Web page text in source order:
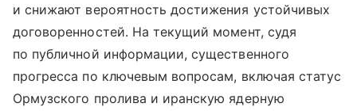
и снижают вероятность достижения устойчивых
договоренностей. На текущий момент, судя
по публичной информации, существенного
прогресса по ключевым вопросам, включая статус
Ормузского пролива и иранскую ядерную